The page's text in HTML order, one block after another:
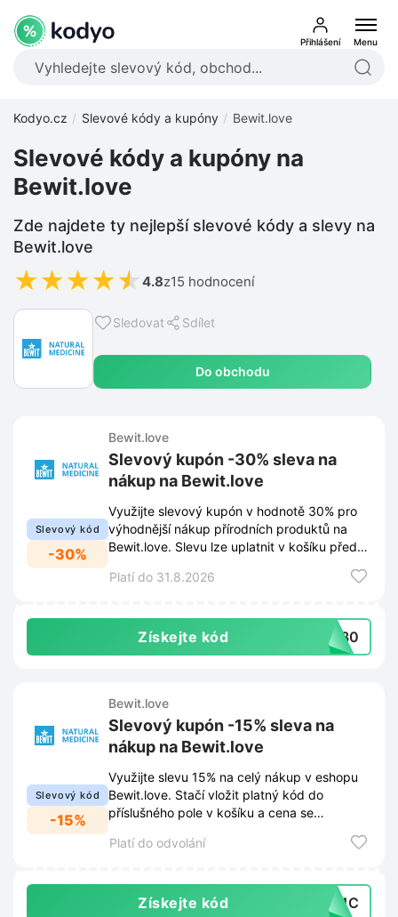
Přihlášení Menu
Kodyo.cz Slevové kódy a kupóny Bewit.love
Sledovat Sdílet
Do obchodu
Slevové kódy a kupóny na
Bewit.love
Zde najdete ty nejlepší slevové kódy a slevy na
Bewit.love
★★★★★ 4.8z15 hodnocení
Slevový kód
-30%
Bewit.love
Slevový kupón -30% sleva na
nákup na Bewit.love
Využijte slevový kupón v hodnotě 30% pro
výhodnější nákup přírodních produktů na
Bewit.love. Slevu lze uplatnit v košíku před
Platí do 31.8.2026
Získejte kód CS30
Slevový kód
-15%
Bewit.love
Slevový kupón -15% sleva na
nákup na Bewit.love
Využijte slevu 15% na celý nákup v eshopu
Bewit.love. Stačí vložit platný kód do
příslušného pole v košíku a cena se
Platí do odvolání
Získejte kód PC1C